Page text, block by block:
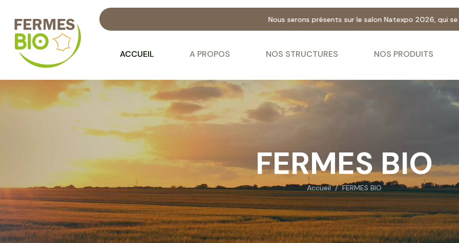
Nous serons présents sur le salon Natexpo 2026, qui se tiendra à Lyon les 28 et
ACCUEIL A PROPOS NOS STRUCTURES NOS PRODUITS
FERMES BIO
Accueil / FERMES BIO